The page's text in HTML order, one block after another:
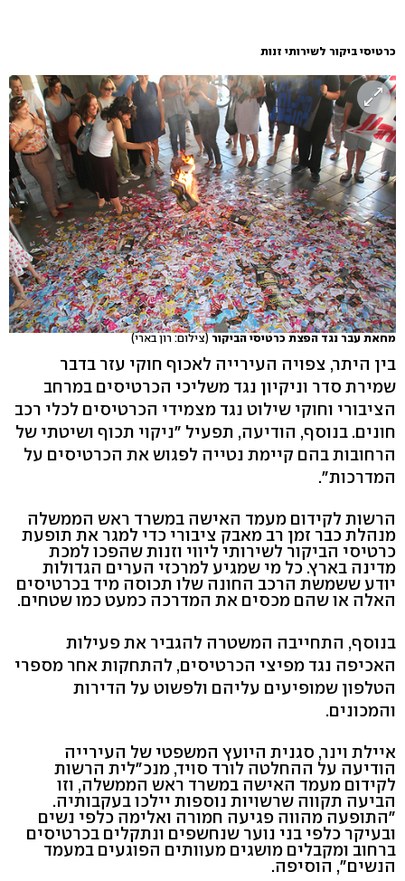
כרטיסי ביקור לשירותי זנות
מחאת עבר נגד הפצת כרטיסי הביקור (צילום: רון בארי)
בין היתר, צפויה העירייה לאכוף חוקי עזר בדבר
שמירת סדר וניקיון נגד משליכי הכרטיסים במרחב
הציבורי וחוקי שילוט נגד מצמידי הכרטיסים לכלי רכב
חונים. בנוסף, הודיעה, תפעיל "ניקוי תכוף ושיטתי של
הרחובות בהם קיימת נטייה לפגוש את הכרטיסים על
המדרכות".
הרשות לקידום מעמד האישה במשרד ראש הממשלה
מנהלת כבר זמן רב מאבק ציבורי כדי למגר את תופעת
כרטיסי הביקור לשירותי ליווי וזנות שהפכו למכת
מדינה בארץ. כל מי שמגיע למרכזי הערים הגדולות
יודע ששמשת הרכב החונה שלו תכוסה מיד בכרטיסים
האלה או שהם מכסים את המדרכה כמעט כמו שטחים.
בנוסף, התחייבה המשטרה להגביר את פעילות
האכיפה נגד מפיצי הכרטיסים, להתחקות אחר מספרי
הטלפון שמופיעים עליהם ולפשוט על הדירות
והמכונים.
איילת וינר, סגנית היועץ המשפטי של העירייה
הודיעה על ההחלטה לורד סויד, מנכ"לית הרשות
לקידום מעמד האישה במשרד ראש הממשלה, וזו
הביעה תקווה שרשויות נוספות יילכו בעקבותיה.
"התופעה מהווה פגיעה חמורה ואלימה כלפי נשים
ובעיקר כלפי בני נוער שנחשפים ונתקלים בכרטיסים
ברחוב ומקבלים מושגים מעוותים הפוגעים במעמד
הנשים", הוסיפה.